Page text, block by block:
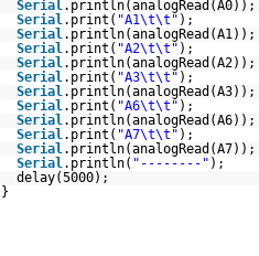
Serial.println(analogRead(A0));
Serial.print( "A1\t\t" );
Serial.println(analogRead(A1));
Serial.print( "A2\t\t" );
Serial.println(analogRead(A2));
Serial.print( "A3\t\t" );
Serial.println(analogRead(A3));
Serial.print( "A6\t\t" );
Serial.println(analogRead(A6));
Serial.print( "A7\t\t" );
Serial.println(analogRead(A7));
Serial.println( "--------" );
delay(5000);
}